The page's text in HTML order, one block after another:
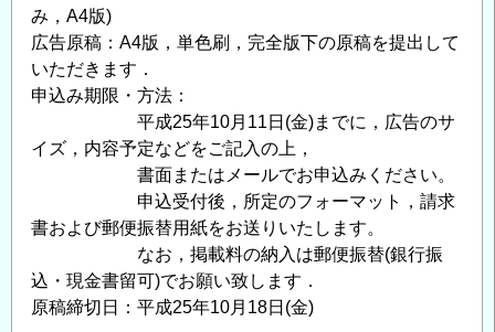
み，A4版)
広告原稿：A4版，単色刷，完全版下の原稿を提出して
いただきます．
申込み期限・方法：
平成25年10月11日(金)までに，広告のサ
イズ，内容予定などをご記入の上，
書面またはメールでお申込みください。
申込受付後，所定のフォーマット，請求
書および郵便振替用紙をお送りいたします。
なお，掲載料の納入は郵便振替(銀行振
込・現金書留可)でお願い致します．
原稿締切日：平成25年10月18日(金)